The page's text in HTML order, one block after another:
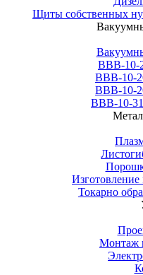
Щиты собственных
ВВВ-10-
ВВВ-10-
ВВВ-10-
ВВВ-10-
Изготовление
Токарно
Монтаж